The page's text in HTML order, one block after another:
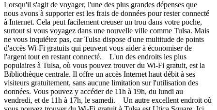
Lorsqu'il s'agit de voyager, l'une des plus grandes dépenses que
nous avons à supporter est les frais de données pour rester connecté
à Internet. Cela peut facilement creuser un trou dans votre poche,
surtout si vous voyagez dans une nouvelle ville comme Tulsa. Mais
ne vous inquiétez pas, car Tulsa dispose d'une multitude de points
d'accès Wi-Fi gratuits qui peuvent vous aider à économiser de
l'argent tout en restant connecté. L'un des endroits les plus
populaires à Tulsa, où vous pouvez trouver du Wi-Fi gratuit, est la
Bibliothèque centrale. Il offre un accès Internet haut débit à ses
visiteurs gratuitement, sans aucune limitation sur l'utilisation des
données. Vous pouvez y accéder de 11h à 19h, du lundi au
vendredi, et de 11h à 17h, le samedi. Un autre excellent endroit où